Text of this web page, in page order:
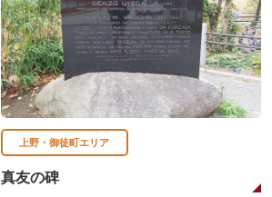
上野・御徒町エリア
真友の碑